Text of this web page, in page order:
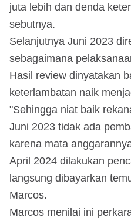
juta lebih dan denda
sebutnya.
Selanjutnya Juni 2023
sebagaimana
Hasil review dinyatakan
keterlambatan naik
"Sehingga niat baik
Juni 2023 tidak ada
karena mata
April 2024 dilakukan
langsung dibayarkan
Marcos.
Marcos menilai ini